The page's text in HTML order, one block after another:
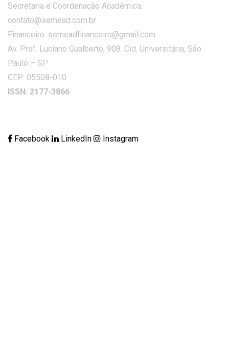
Secretaria e Coordenação Acadêmica:
contato@semead.com.br
Financeiro: semeadfinanceiro@gmail.com
Av. Prof. Luciano Gualberto, 908. Cid. Universitária, São
Paulo – SP
CEP: 05508-010
ISSN: 2177-3866
Facebook LinkedIn Instagram